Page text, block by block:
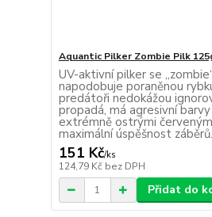
Aquantic Pilker Zombie Pilk
UV-aktivní pilker se
napodobuje poraněnou
predátoři nedokážou
propadá, má agresivní
extrémně ostrými
maximální úspěšnost záběrů.
151 Kč/ks
124,79 Kč bez DPH
Přidat do